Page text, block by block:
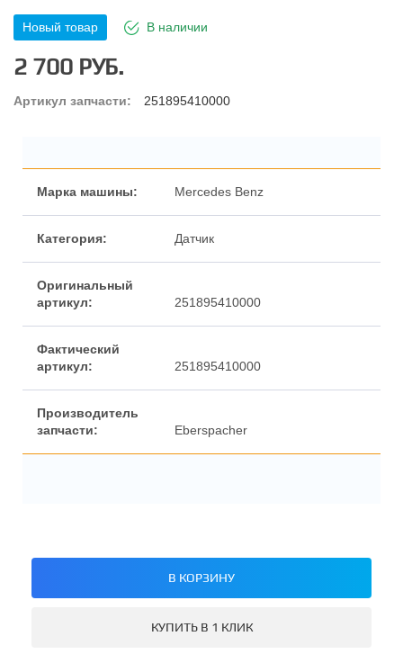
Новый товар В наличии
2 700 РУБ.
Артикул запчасти: 251895410000
Марка машины: Mercedes Benz
Категория: Датчик
Оригинальный
артикул:
251895410000
Фактический
артикул:
251895410000
Производитель
запчасти:
Eberspacher
В КОРЗИНУ
КУПИТЬ В 1 КЛИК